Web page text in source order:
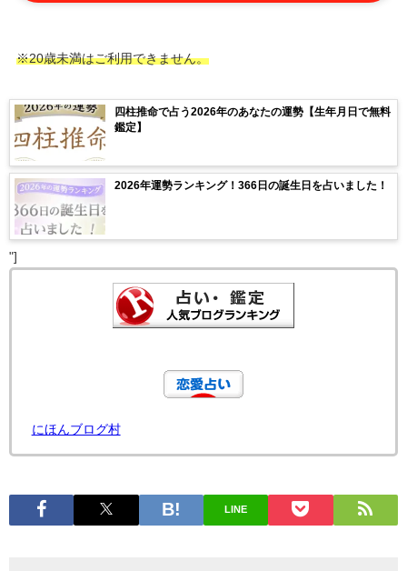
※20歳未満はご利用できません。
四柱推命で占う2026年のあなたの運勢【生年月日で無料
鑑定】
2026年運勢ランキング！366日の誕生日を占いました！
"]
にほんブログ村
LINE